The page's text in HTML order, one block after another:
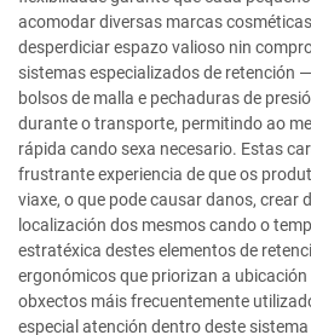
acomodar diversas marcas
desperdiciar espazo valioso nin
sistemas especializados de retención
bolsos de malla e pechaduras de
durante o transporte, permitindo ao
rápida cando sexa necesario. Estas
frustrante experiencia de que os
viaxe, o que pode causar danos, crear
localización dos mesmos cando o
estratéxica destes elementos de
ergonómicos que priorizan a
obxectos máis frecuentemente
especial atención dentro deste